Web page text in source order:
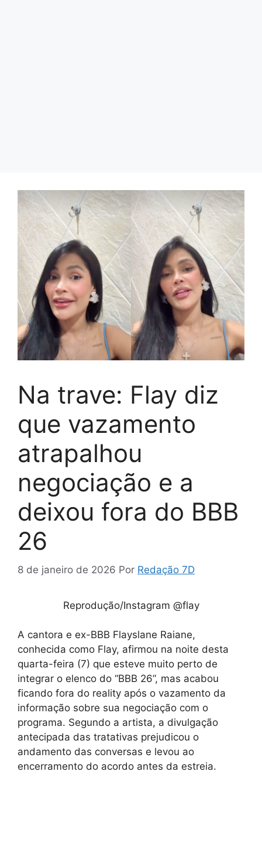
Na trave: Flay diz
que vazamento
atrapalhou
negociação e a
deixou fora do BBB
26
8 de janeiro de 2026 Por Redação 7D
Reprodução/Instagram @flay
A cantora e ex-BBB Flayslane Raiane,
conhecida como Flay, afirmou na noite desta
quarta-feira (7) que esteve muito perto de
integrar o elenco do “BBB 26”, mas acabou
ficando fora do reality após o vazamento da
informação sobre sua negociação com o
programa. Segundo a artista, a divulgação
antecipada das tratativas prejudicou o
andamento das conversas e levou ao
encerramento do acordo antes da estreia.